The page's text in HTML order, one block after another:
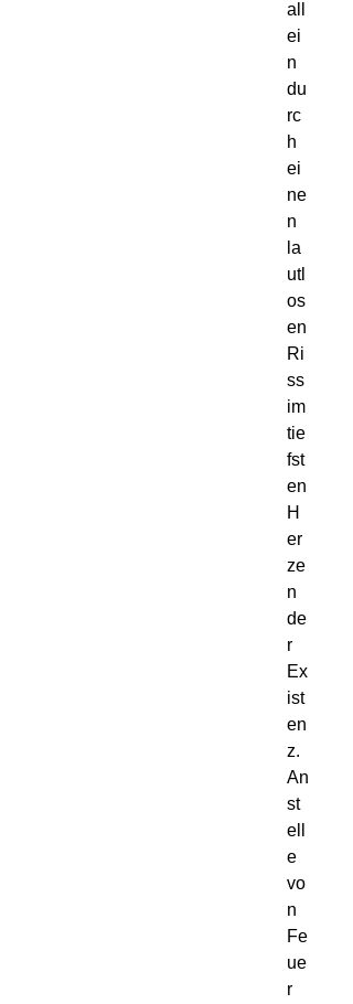
all
ei
n
du
rc
h
ei
ne
n
la
utl
os
en
Ri
ss
im
tie
fst
en
H
er
ze
n
de
r
Ex
ist
en
z.
An
st
ell
e
vo
n
Fe
ue
r